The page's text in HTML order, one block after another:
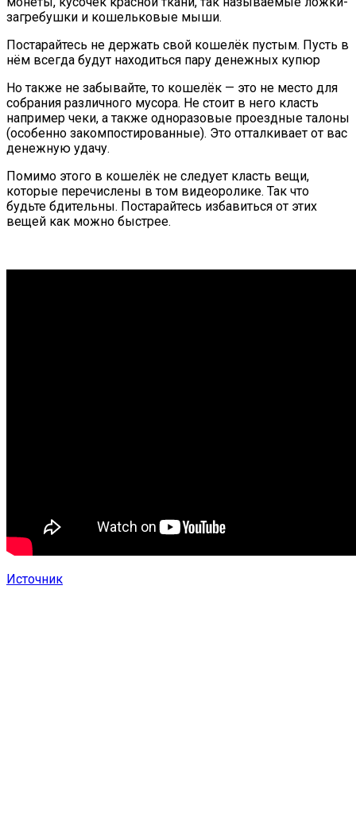
загребушки и кошельковые мыши.
Постарайтесь не держать свой кошелёк пустым. Пусть в
нём всегда будут находиться пару денежных купюр
Но также не забывайте, то кошелёк — это не место для
собрания различного мусора. Не стоит в него класть
например чеки, а также одноразовые проездные талоны
(особенно закомпостированные). Это отталкивает от вас
денежную удачу.
Помимо этого в кошелёк не следует класть вещи,
которые перечислены в том видеоролике. Так что
будьте бдительны. Постарайтесь избавиться от этих
вещей как можно быстрее.
Источник